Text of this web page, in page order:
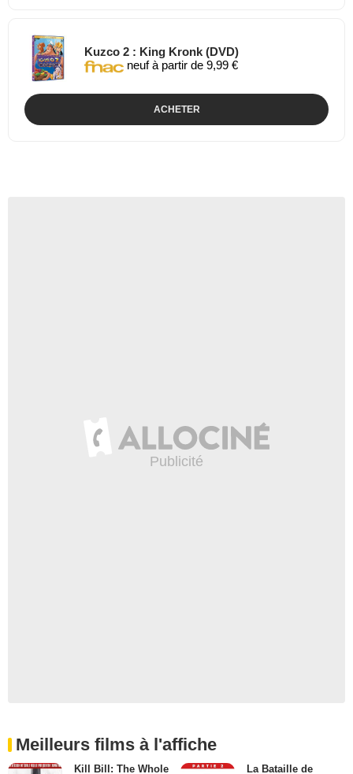
Kuzco 2 : King Kronk (DVD)
neuf à partir de 9,99 €
ACHETER
Meilleurs films à l'affiche
Kill Bill: The Whole La Bataille de